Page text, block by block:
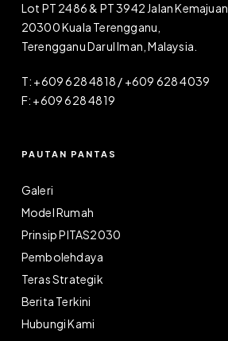
Lot PT 2486 & PT 3942 Jalan Kemajuan,
20300 Kuala Terengganu,
Terengganu Darul Iman, Malaysia.
T: +609 628 4818 / +609 628 4039
F: +609 628 4819
PAUTAN PANTAS
Galeri
Model Rumah
Prinsip PITAS2030
Pembolehdaya
Teras Strategik
Berita Terkini
Hubungi Kami